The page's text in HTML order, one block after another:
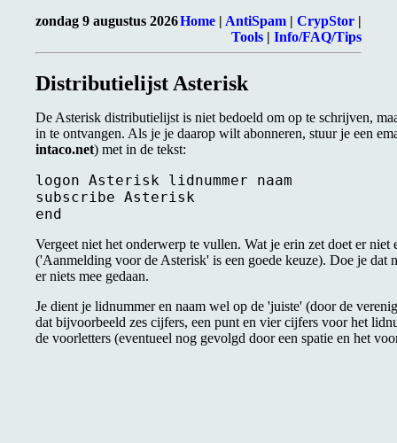
zondag 9 augustus 2026Home | AntiSpam | CrypStor |
Tools | Info/FAQ/Tips
Distributielijst Asterisk
De Asterisk distributielijst is niet bedoeld om op te schrijven,
in te ontvangen. Als je je daarop wilt abonneren, stuur je een
intaco.net) met in de tekst:
logon Asterisk lidnummer naam
subscribe Asterisk
Vergeet niet het onderwerp te vullen. Wat je erin zet doet er
('Aanmelding voor de Asterisk' is een goede keuze). Doe je dat
er niets mee gedaan.
Je dient je lidnummer en naam wel op de 'juiste' (door de
dat bijvoorbeeld zes cijfers, een punt en vier cijfers voor het
de voorletters (eventueel nog gevolgd door een spatie en het